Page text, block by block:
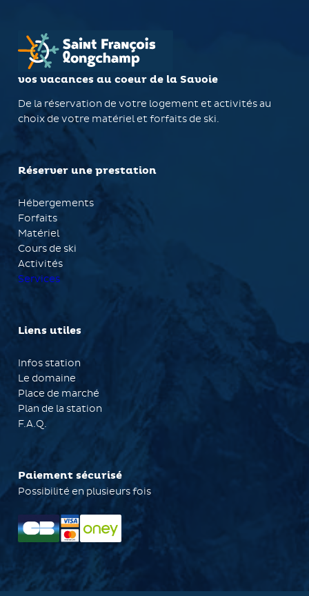
vos vacances au coeur de la Savoie
De la réservation de votre logement et activités au
choix de votre matériel et forfaits de ski.
Réserver une prestation
Hébergements
Forfaits
Matériel
Cours de ski
Activités
Services
Liens utiles
Infos station
Le domaine
Place de marché
Plan de la station
F.A.Q.
Paiement sécurisé
Possibilité en plusieurs fois